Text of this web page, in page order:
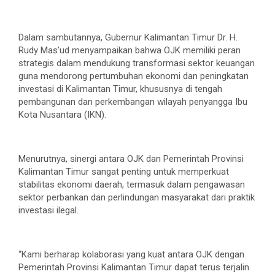
Dalam sambutannya, Gubernur Kalimantan Timur Dr. H.
Rudy Mas’ud menyampaikan bahwa OJK memiliki peran
strategis dalam mendukung transformasi sektor keuangan
guna mendorong pertumbuhan ekonomi dan peningkatan
investasi di Kalimantan Timur, khususnya di tengah
pembangunan dan perkembangan wilayah penyangga Ibu
Kota Nusantara (IKN).
Menurutnya, sinergi antara OJK dan Pemerintah Provinsi
Kalimantan Timur sangat penting untuk memperkuat
stabilitas ekonomi daerah, termasuk dalam pengawasan
sektor perbankan dan perlindungan masyarakat dari praktik
investasi ilegal.
“Kami berharap kolaborasi yang kuat antara OJK dengan
Pemerintah Provinsi Kalimantan Timur dapat terus terjalin